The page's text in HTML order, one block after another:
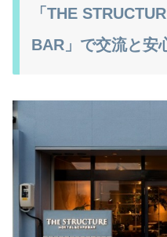
「THE
BAR」で交流と安